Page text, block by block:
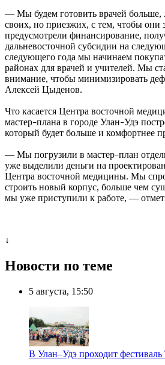
— Мы будем готовить врачей больше,
своих, но приезжих, с тем, чтобы они
предусмотрели финансирование,
дальневосточной субсидии на
следующего года мы начинаем
районах для врачей и учителей. Мы
внимание, чтобы минимизировать
Алексей Цыденов.
Что касается Центра восточной
мастер–плана в городе Улан–Удэ
который будет больше и комфортнее
— Мы погрузили в мастер–план
уже выделили деньги на
Центра восточной медицины. Мы
строить новый корпус, больше чем
мы уже приступили к работе, —
↓
Новости по теме
5 августа, 15:50
В Улан–Удэ проходит